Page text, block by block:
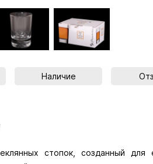
Наличие
стопок, созданный